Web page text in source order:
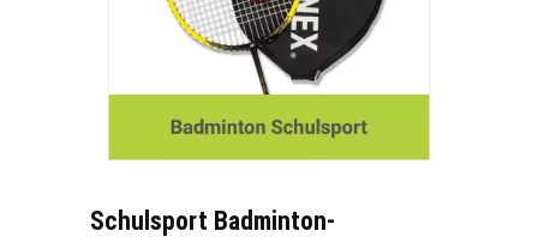
Schulsport Badminton-